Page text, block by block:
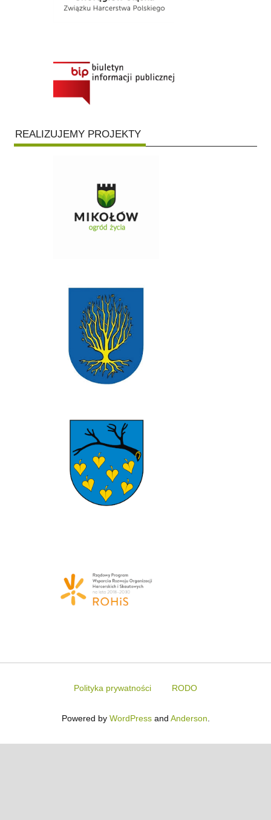
REALIZUJEMY PROJEKTY
Polityka prywatności RODO
Powered by WordPressand Anderson